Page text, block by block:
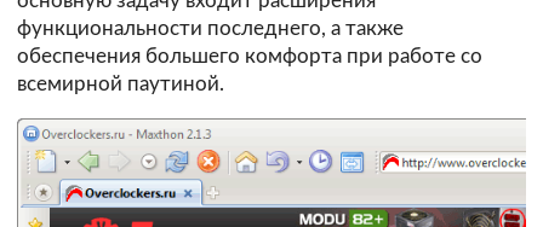
функциональности последнего, а также
обеспечения большего комфорта при работе со
всемирной паутиной.